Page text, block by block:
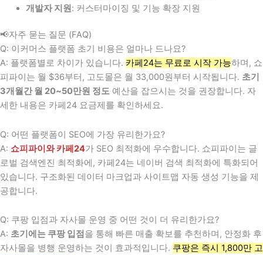
개발자 지원 : 커스터마이징 및 기능 확장 지원
📢자주 묻는 질문 (FAQ)
Q: 이커머스 플랫폼 초기 비용은 얼마나 드나요?
A: 플랫폼별로 차이가 있습니다. 카페24는 무료로 시작 가능하며, 쇼
피파이는 월 $36부터, 고도몰은 월 33,000원부터 시작됩니다. 초기
3개월간 월 20~50만원 정도 예산을 잡으시는 것을 권장합니다. 자
세한 내용은 카페24 요금제를 확인하세요.
Q: 어떤 플랫폼이 SEO에 가장 유리한가요?
A: 쇼피파이와 카페24가 SEO 최적화에 우수합니다. 쇼피파이는 글
로벌 검색엔진 최적화에, 카페24는 네이버 검색 최적화에 특화되어
있습니다. 구조화된 데이터 마크업과 사이트맵 자동 생성 기능을 제
공합니다.
Q: 쿠팡 입점과 자사몰 운영 중 어떤 것이 더 유리한가요?
A: 초기에는 쿠팡 입점 을 통해 빠른 매출 확보를 추천하며, 안정화 후
자사몰을 병행 운영하는 것이 효과적입니다. 쿠팡은 즉시 1,800만 고